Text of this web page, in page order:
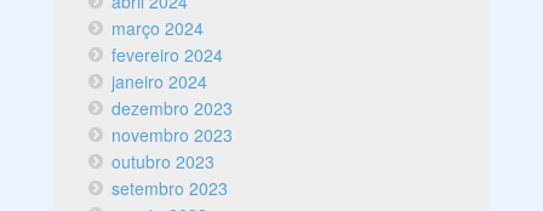
março 2024
fevereiro 2024
janeiro 2024
dezembro 2023
novembro 2023
outubro 2023
setembro 2023